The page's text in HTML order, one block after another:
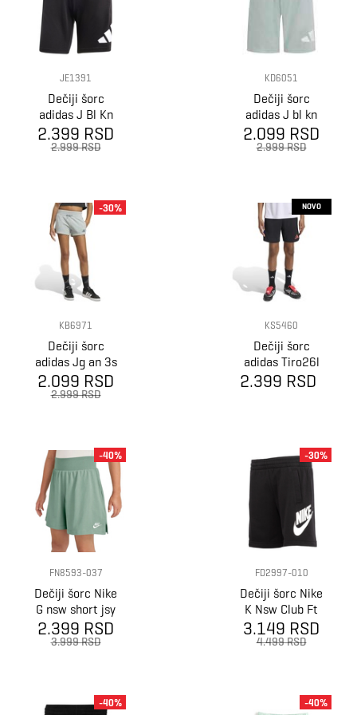
JE1391
Dečiji šorc
adidas J Bl Kn
Sh 210
2.399 RSD
2.999 RSD
KD6051
Dečiji šorc
adidas J bl kn
2.099 RSD
2.999 RSD
KB6971
Dečiji šorc
adidas Jg an 3s
ft
2.099 RSD
2.999 RSD
-30%
KS5460
Dečiji šorc
adidas Tiro26l
trshoy
2.399 RSD
NOVO
FN8593-037
Dečiji šorc Nike
G nsw short jsy
lbr -
2.399 RSD
3.999 RSD
-40%
FD2997-010
Dečiji šorc Nike
K Nsw Club Ft
Short Hbr
3.149 RSD
4.499 RSD
-30%
-40% -40%